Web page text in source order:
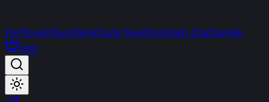
PortföyümFavorilerimCanlı YayınTerminalt-ChatDestek
PRO